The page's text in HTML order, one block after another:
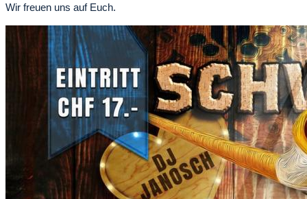
Wir freuen uns auf Euch.